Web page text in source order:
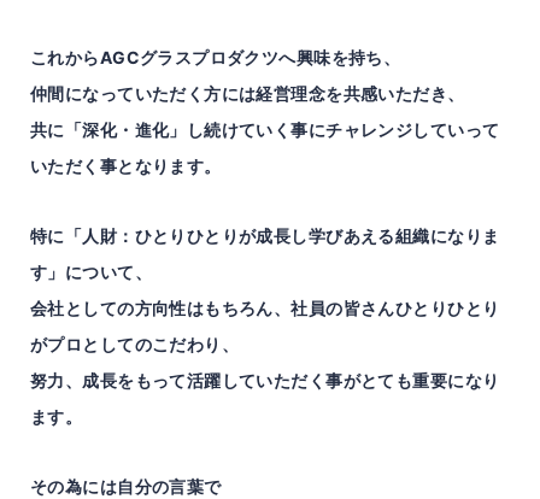
これからAGCグラスプロダクツへ興味を持ち、
仲間になっていただく方には経営理念を共感いただき、
共に「深化・進化」し続けていく事にチャレンジしていって
いただく事となります。
特に「人財：ひとりひとりが成長し学びあえる組織になりま
す」について、
会社としての方向性はもちろん、社員の皆さんひとりひとり
がプロとしてのこだわり、
努力、成長をもって活躍していただく事がとても重要になり
ます。
その為には自分の言葉で